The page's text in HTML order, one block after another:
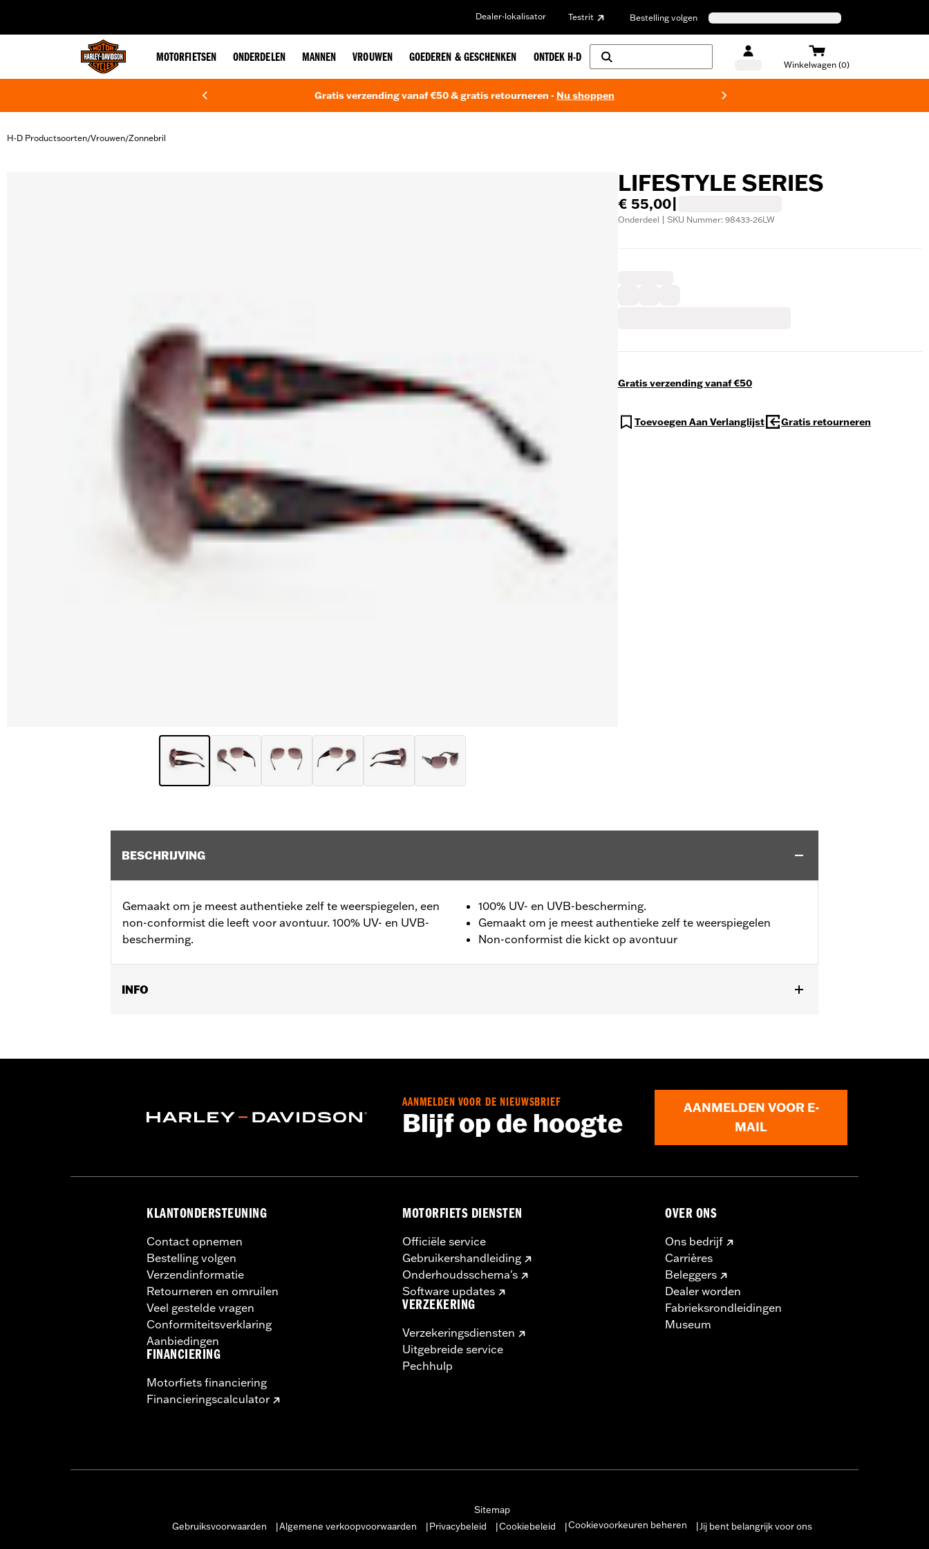
Dealer-lokalisator Testrit Bestelling volgen
MOTORFIETSEN ONDERDELEN MANNEN VROUWEN GOEDEREN & GESCHENKEN ONTDEK H-D
Winkelwagen (0)
Gratis verzending vanaf €50 & gratis retourneren - Nu shoppen
H-D Productsoorten/Vrouwen/Zonnebril
LIFESTYLE SERIES
€ 55,00
Onderdeel | SKU Nummer: 98433-26LW
Gratis verzending vanaf €50
Toevoegen Aan Verlanglijst Gratis retourneren
BESCHRIJVING
Gemaakt om je meest authentieke zelf te weerspiegelen, een
non-conformist die leeft voor avontuur. 100% UV- en UVB-
bescherming.
100% UV- en UVB-bescherming.
Gemaakt om je meest authentieke zelf te weerspiegelen
Non-conformist die kickt op avontuur
INFO
Herkomst:Geïmporteerd
AANMELDEN VOOR DE NIEUWSBRIEF
Blijf op de hoogte
AANMELDEN VOOR E-
MAIL
KLANTONDERSTEUNING
Contact opnemen
Bestelling volgen
Verzendinformatie
Retourneren en omruilen
Veel gestelde vragen
Conformiteitsverklaring
Aanbiedingen
FINANCIERING
Motorfiets financiering
Financieringscalculator
MOTORFIETS DIENSTEN
Officiële service
Gebruikershandleiding
Onderhoudsschema's
Software updates
VERZEKERING
Verzekeringsdiensten
Uitgebreide service
Pechhulp
OVER ONS
Ons bedrijf
Carrières
Beleggers
Dealer worden
Fabrieksrondleidingen
Museum
Sitemap
Gebruiksvoorwaarden
Algemene verkoopvoorwaarden Privacybeleid Cookiebeleid Cookievoorkeuren beheren Jij bent belangrijk voor ons